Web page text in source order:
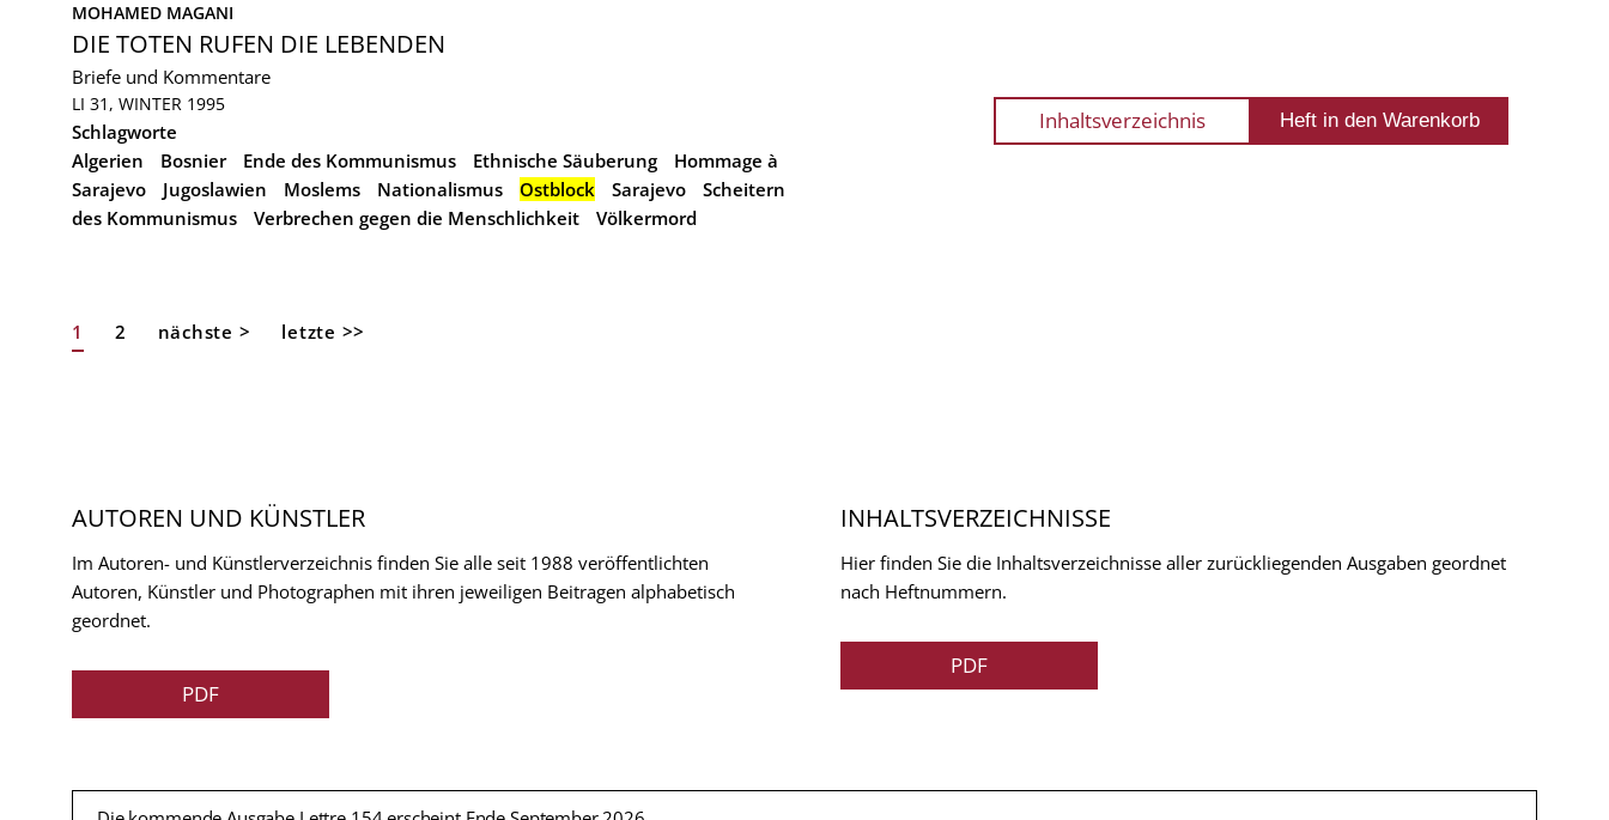
MOHAMED MAGANI
DIE TOTEN RUFEN DIE LEBENDEN
Briefe und Kommentare
LI 31, WINTER 1995
Schlagworte
Algerien
Bosnier Ende des Kommunismus Ethnische Säuberung
Hommage à
Sarajevo
Jugoslawien Moslems Nationalismus Ostblock Sarajevo
Scheitern
des Kommunismus
Verbrechen gegen die Menschlichkeit Völkermord
Inhaltsverzeichnis
Seitennummerierung
Aktuelle
1 Page
2
Nächste
nächste >
Letzte
letzte >>
AUTOREN UND KÜNSTLER
Im Autoren- und Künstlerverzeichnis finden Sie alle seit 1988 veröffentlichten
Autoren, Künstler und Photographen mit ihren jeweiligen Beitragen alphabetisch
geordnet.
PDF
INHALTSVERZEICHNISSE
Hier finden Sie die Inhaltsverzeichnisse aller zurückliegenden Ausgaben geordnet
nach Heftnummern.
PDF